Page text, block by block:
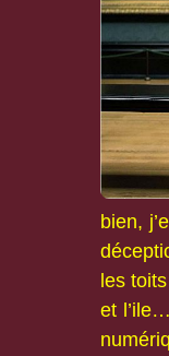
bien,
les
et